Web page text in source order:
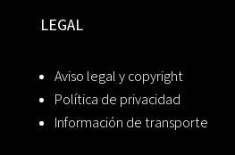
LEGAL
Aviso legal y copyright
Política de privacidad
Información de transporte